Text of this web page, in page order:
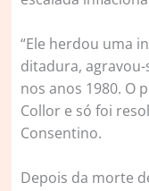
“Ele herdou uma
ditadura,
nos anos 1980. O
Collor e só foi
Consentino.
Depois da morte